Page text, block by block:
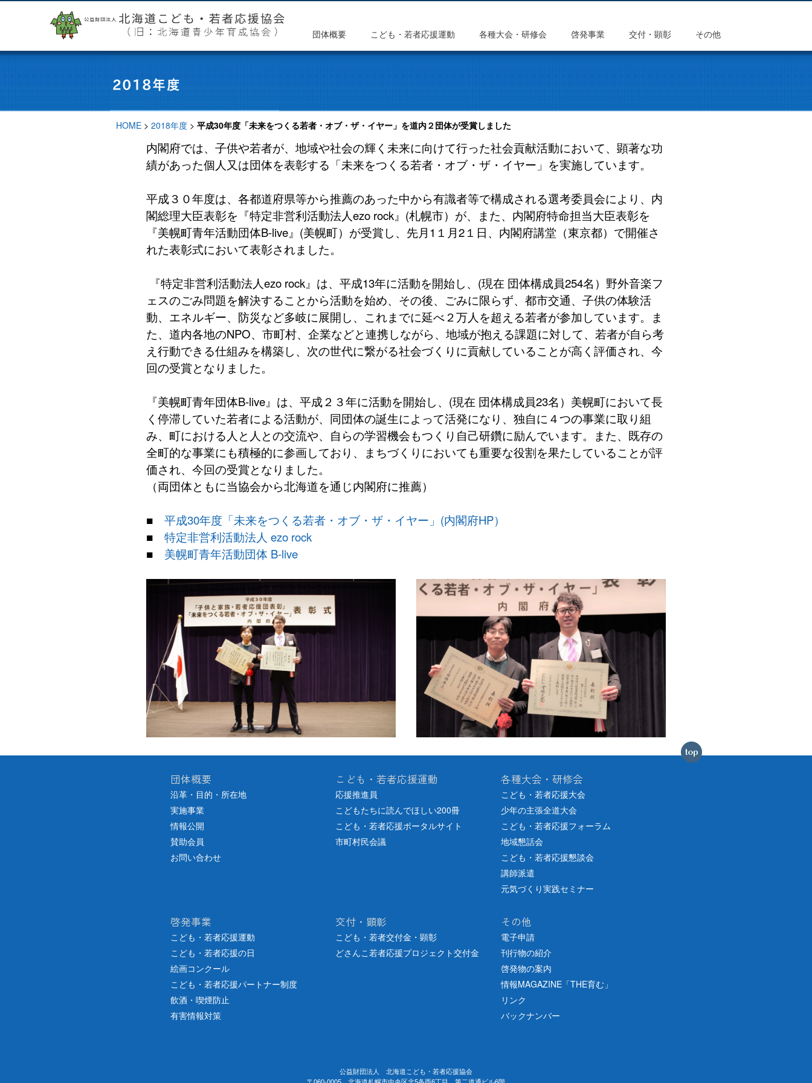
団体概要 こども・若者応援運動 各種大会・研修会 啓発事業 交付・顕彰 その他
HOME > 2018年度 > 平成30年度「未来をつくる若者・オブ・ザ・イヤー」を道内２団体が受賞しました
内閣府では、子供や若者が、地域や社会の輝く未来に向けて行った社会貢献活動において、顕著な功
績があった個人又は団体を表彰する「未来をつくる若者・オブ・ザ・イヤー」を実施しています。
平成３０年度は、各都道府県等から推薦のあった中から有識者等で構成される選考委員会により、内
閣総理大臣表彰を『特定非営利活動法人ezo rock』(札幌市）が、また、内閣府特命担当大臣表彰を
『美幌町青年活動団体B-live』(美幌町）が受賞し、先月 1１ 月2１ 日、内閣府講堂（東京都）で開催さ
れた表彰式において表彰されました。
『特定非営利活動法人ezo rock』は、平成13年に活動を開始し、(現在 団体構成員254名）野外音楽フ
ェスのごみ問題を解決することから活動を始め、その後、ごみに限らず、都市交通、子供の体験活
動、エネルギー、防災など多岐に展開し、これまでに延べ２万人を超える若者が参加しています。ま
た、道内各地のNPO、市町村、企業などと連携しながら、地域が抱える課題に対して、若者が自ら考
え行動できる仕組みを構築し、次の世代に繋がる社会づくりに貢献していることが高く評価され、今
回の受賞となりました。
『美幌町青年団体B-live』は、平成２３年に活動を開始し、(現在 団体構成員23名）美幌町において長
く停滞していた若者による活動が、同団体の誕生によって活発になり、独自に４つの事業に取り組
み、町における人と人との交流や、自らの学習機会もつくり自己研鑽に励んでいます。また、既存の
全町的な事業にも積極的に参画しており、まちづくりにおいても重要な役割を果たしていることが評
価され、今回の受賞となりました。
（両団体ともに当協会から北海道を通じ内閣府に推薦）
■ 平成30年度「未来をつくる若者・オブ・ザ・イヤー」(内閣府HP）
■ 特定非営利活動法人 ezo rock
■ 美幌町青年活動団体 B-live
団体概要
沿革・目的・所在地
実施事業
情報公開
賛助会員
お問い合わせ
こども・若者応援運動
応援推進員
こどもたちに読んでほしい200冊
こども・若者応援ポータルサイト
市町村民会議
各種大会・研修会
こども・若者応援大会
少年の主張全道大会
こども・若者応援フォーラム
地域懇話会
こども・若者応援懇談会
講師派遣
元気づくり実践セミナー
啓発事業
こども・若者応援運動
こども・若者応援の日
絵画コンクール
こども・若者応援パートナー制度
飲酒・喫煙防止
有害情報対策
交付・顕彰
こども・若者交付金・顕彰
どさんこ若者応援プロジェクト交付金
その他
電子申請
刊行物の紹介
啓発物の案内
情報MAGAZINE「THE育む」
リンク
バックナンバー
公益財団法人 北海道こども・若者応援協会
〒060-0005 北海道札幌市中央区北5条西6丁目 第二道通ビル6階